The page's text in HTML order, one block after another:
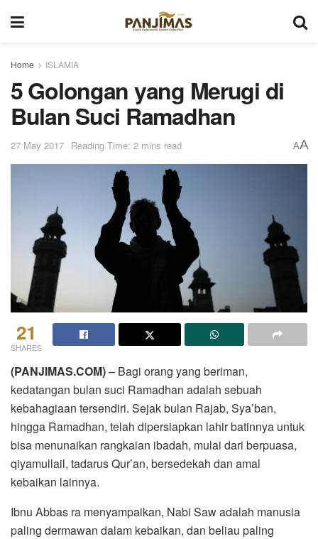
Home ISLAMIA
5 Golongan yang Merugi di
Bulan Suci Ramadhan
27 May 2017 Reading Time: 2 mins read AA
21
SHARES
(PANJIMAS.COM)– Bagi orang yang beriman,
kedatangan bulan suci Ramadhan adalah sebuah
kebahagiaan tersendiri. Sejak bulan Rajab, Sya’ban,
hingga Ramadhan, telah dipersiapkan lahir batinnya untuk
bisa menunaikan rangkaian ibadah, mulai dari berpuasa,
qiyamullail, tadarus Qur’an, bersedekah dan amal
kebaikan lainnya.
Ibnu Abbas ra menyampaikan, Nabi Saw adalah manusia
paling dermawan dalam kebaikan, dan beliau paling